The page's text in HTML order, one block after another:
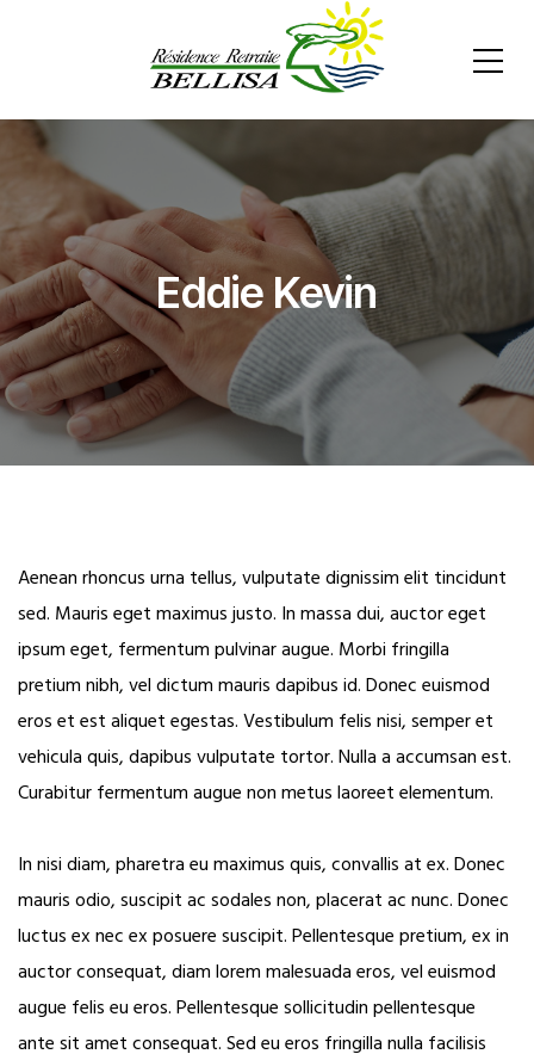
Eddie Kevin
Aenean rhoncus urna tellus, vulputate dignissim elit tincidunt
sed. Mauris eget maximus justo. In massa dui, auctor eget
ipsum eget, fermentum pulvinar augue. Morbi fringilla
pretium nibh, vel dictum mauris dapibus id. Donec euismod
eros et est aliquet egestas. Vestibulum felis nisi, semper et
vehicula quis, dapibus vulputate tortor. Nulla a accumsan est.
Curabitur fermentum augue non metus laoreet elementum.
In nisi diam, pharetra eu maximus quis, convallis at ex. Donec
mauris odio, suscipit ac sodales non, placerat ac nunc. Donec
luctus ex nec ex posuere suscipit. Pellentesque pretium, ex in
auctor consequat, diam lorem malesuada eros, vel euismod
augue felis eu eros. Pellentesque sollicitudin pellentesque
ante sit amet consequat. Sed eu eros fringilla nulla facilisis